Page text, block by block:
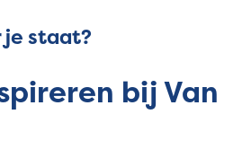
je staat?
bij Van